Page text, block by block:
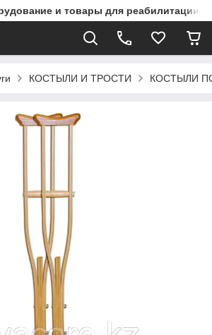
и товары для реабилитации
КОСТЫЛИ И ТРОСТИ КОСТЫЛИ